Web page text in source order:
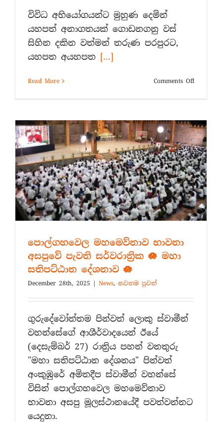
විවිධ අභියෝගයන්ට මුහුණ දෙමින්
යහපත් අනාගතයක් ගොඩනගනු වස්
සිහින දකින වත්මන් තරුණ පරපුරට,
යහපත අයහපත […]
Read More Comments Offon
–
2026
පොල්ගහවෙල මහමෙව්නාව භාවනා
අසපුවේ පැවති සර්වරාත්‍රික 🪷 මහා
සතිපට්ඨාන දේශනාව 🪷
December 28th, 2025 | News, නවතම පුවත්
​ගුරුදේවෝත්තම පින්වත් ලොකු ස්වාමීන්
වහන්සේගේ ආශීර්වාදයෙන් ඊයේ
(දෙසැම්බර් 27) රාත්‍රිය පහන් වනතුරු
"මහා සතිපට්ඨාන දේශනය" පින්වත්
අංකුඹුරේ අමිතදීප ස්වාමීන් වහන්සේ
විසින් පොල්ගහවෙල මහමෙව්නාව
භාවනා අසපු මූලස්ථානයේදී පවත්වන්නට
යෙදුනා.